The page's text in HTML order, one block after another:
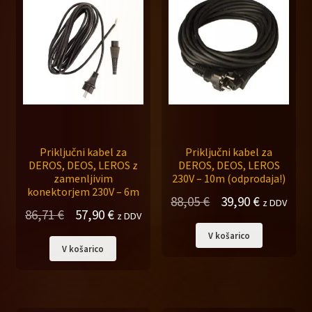
Priključni kabel za
DEROS, DEOS, LEROS z
zamenljivim
konektorjem 230V – 6m
86,71€
Izvirna
cena
je
57,90€Trenutna
cena
je:
z DDV
V košarico
Priključni kabel za
DEROS, DEOS, LEROS
230V – 10m (odprodaja!)
88,05€
Izvirna
cena
je
39,90 €Trenutna
cena
je:
z DDV
V košarico